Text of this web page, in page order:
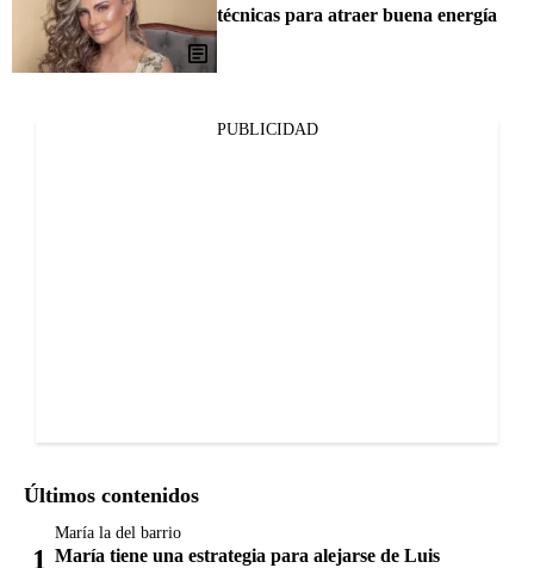
técnicas para atraer buena energía
PUBLICIDAD
Últimos contenidos
María la del barrio
María tiene una estrategia para alejarse de Luis